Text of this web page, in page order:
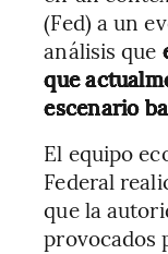
(Fed) a un
análisis que
que
escenario
El equipo
Federal
que la
provocados